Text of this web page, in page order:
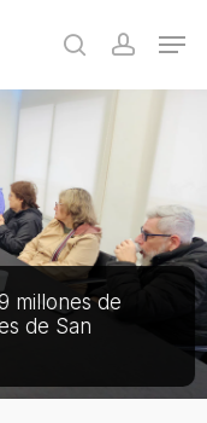
search
millones de
de San